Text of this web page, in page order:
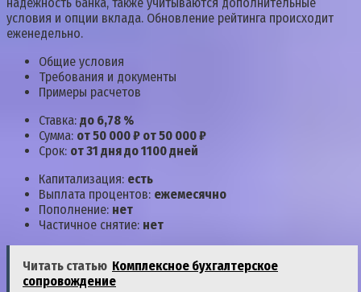
условия и опции вклада. Обновление рейтинга происходит
еженедельно.
Общие условия
Требования и документы
Примеры расчетов
Ставка: до 6,78 %
Сумма: от 50 000 ₽ от 50 000 ₽
Срок: от 31 дня до 1100 дней
Капитализация: есть
Выплата процентов: ежемесячно
Пополнение: нет
Частичное снятие: нет
Читать статью Комплексное бухгалтерское
сопровождение